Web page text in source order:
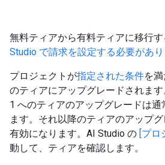
無料ティアから有料ティアに移行
Studio で請求を設定する必要があ
プロジェクトが指定された条件を
のティアにアップグレードされま
1 へのティアのアップグレードは通
ます。それ以降のティアのアップ
有効になります。AI Studio の [プロ
動して、ティアを確認します。